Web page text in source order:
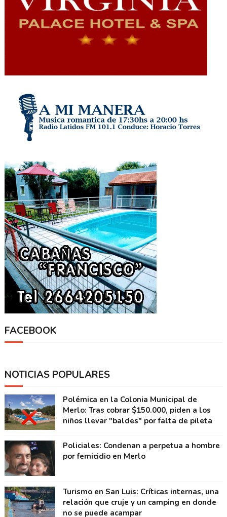
FACEBOOK
NOTICIAS POPULARES
Polémica en la Colonia Municipal de
Merlo: Tras cobrar $150.000, piden a los
niños llevar "baldes" por falta de pileta
Policiales: Condenan a perpetua a hombre
por femicidio en Merlo
Turismo en San Luis: Críticas internas, una
relación que cruje y un camping en donde
no se puede acampar